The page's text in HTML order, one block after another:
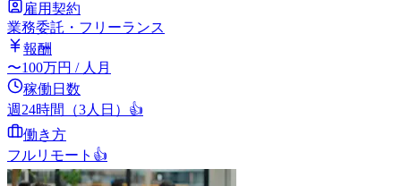
雇用契約
業務委託・フリーランス
報酬
〜100万円 / 人月
稼働日数
週24時間（3人日） 👍
働き方
フルリモート 👍